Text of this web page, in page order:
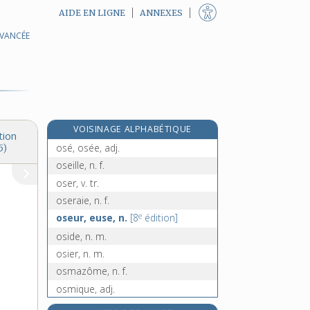
AIDE EN LIGNE ANNEXES
VOISINAGE ALPHABÉTIQUE
ose, n. m.
osé, osée, adj.
oseille, n. f.
oser, v. tr.
oseraie, n. f.
oseur, euse, n. [8e édition]
oside, n. m.
osier, n. m.
osmazôme, n. f.
osmique, adj.
osmium, n. m.